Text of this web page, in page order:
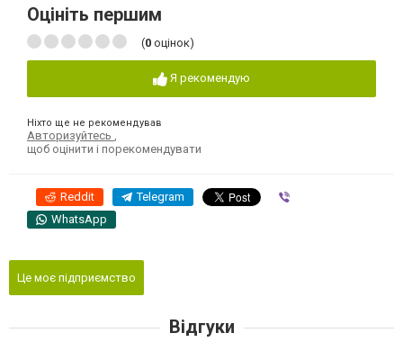
Оцініть першим
(0 оцінок)
Я рекомендую
Ніхто ще не рекомендував
Авторизуйтесь
щоб оцінити і порекомендувати
Reddit Telegram
WhatsApp
Це моє підприємство
Відгуки